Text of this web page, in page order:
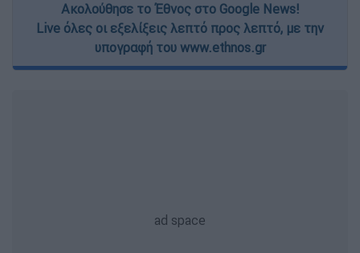
Ακολούθησε το Έθνος στο Google News!
Live όλες οι εξελίξεις λεπτό προς λεπτό, με την
υπογραφή του www.ethnos.gr